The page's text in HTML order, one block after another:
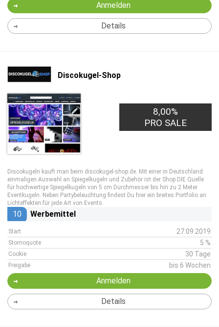
Anmelden
Details
Discokugel-Shop
8,00%
PRO SALE
Discokugeln kauft man beim discokugel-shop.de. Mit einer in Deutschland
einmaligen Auswahl an Spiegelkugeln und Zubehör ist der Shop DIE Quelle
für hochwertige Spiegelkugeln von 5 cm Durchmesser bis hin zu 2 Meter
Eventkugeln. Neben Partybeleuchtung findest Du hier ein breites Portfolio an
Lichteffekten für jede Art von Events.
10 Werbemittel
Start 27.09.2019
Stornoquote 5 %
Cookie 30 Tage
Freigabe bis 6 Wochen
Anmelden
Details